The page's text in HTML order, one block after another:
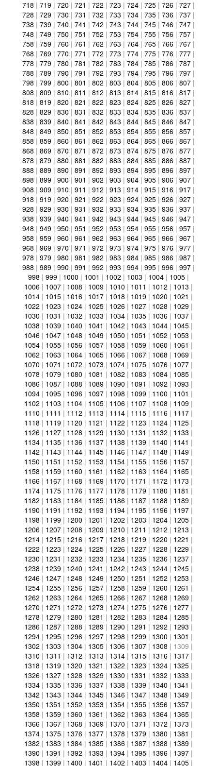
718 | 719 | 720 | 721 | 722 | 723 | 724 | 725 | 726 | 727 |
728 | 729 | 730 | 731 | 732 | 733 | 734 | 735 | 736 | 737 |
738 | 739 | 740 | 741 | 742 | 743 | 744 | 745 | 746 | 747 |
748 | 749 | 750 | 751 | 752 | 753 | 754 | 755 | 756 | 757 |
758 | 759 | 760 | 761 | 762 | 763 | 764 | 765 | 766 | 767 |
768 | 769 | 770 | 771 | 772 | 773 | 774 | 775 | 776 | 777 |
778 | 779 | 780 | 781 | 782 | 783 | 784 | 785 | 786 | 787 |
788 | 789 | 790 | 791 | 792 | 793 | 794 | 795 | 796 | 797 |
798 | 799 | 800 | 801 | 802 | 803 | 804 | 805 | 806 | 807 |
808 | 809 | 810 | 811 | 812 | 813 | 814 | 815 | 816 | 817 |
818 | 819 | 820 | 821 | 822 | 823 | 824 | 825 | 826 | 827 |
828 | 829 | 830 | 831 | 832 | 833 | 834 | 835 | 836 | 837 |
838 | 839 | 840 | 841 | 842 | 843 | 844 | 845 | 846 | 847 |
848 | 849 | 850 | 851 | 852 | 853 | 854 | 855 | 856 | 857 |
858 | 859 | 860 | 861 | 862 | 863 | 864 | 865 | 866 | 867 |
868 | 869 | 870 | 871 | 872 | 873 | 874 | 875 | 876 | 877 |
878 | 879 | 880 | 881 | 882 | 883 | 884 | 885 | 886 | 887 |
888 | 889 | 890 | 891 | 892 | 893 | 894 | 895 | 896 | 897 |
898 | 899 | 900 | 901 | 902 | 903 | 904 | 905 | 906 | 907 |
908 | 909 | 910 | 911 | 912 | 913 | 914 | 915 | 916 | 917 |
918 | 919 | 920 | 921 | 922 | 923 | 924 | 925 | 926 | 927 |
928 | 929 | 930 | 931 | 932 | 933 | 934 | 935 | 936 | 937 |
938 | 939 | 940 | 941 | 942 | 943 | 944 | 945 | 946 | 947 |
948 | 949 | 950 | 951 | 952 | 953 | 954 | 955 | 956 | 957 |
958 | 959 | 960 | 961 | 962 | 963 | 964 | 965 | 966 | 967 |
968 | 969 | 970 | 971 | 972 | 973 | 974 | 975 | 976 | 977 |
978 | 979 | 980 | 981 | 982 | 983 | 984 | 985 | 986 | 987 |
988 | 989 | 990 | 991 | 992 | 993 | 994 | 995 | 996 | 997 |
998 | 999 | 1000 | 1001 | 1002 | 1003 | 1004 | 1005 |
1006 | 1007 | 1008 | 1009 | 1010 | 1011 | 1012 | 1013 |
1014 | 1015 | 1016 | 1017 | 1018 | 1019 | 1020 | 1021 |
1022 | 1023 | 1024 | 1025 | 1026 | 1027 | 1028 | 1029 |
1030 | 1031 | 1032 | 1033 | 1034 | 1035 | 1036 | 1037 |
1038 | 1039 | 1040 | 1041 | 1042 | 1043 | 1044 | 1045 |
1046 | 1047 | 1048 | 1049 | 1050 | 1051 | 1052 | 1053 |
1054 | 1055 | 1056 | 1057 | 1058 | 1059 | 1060 | 1061 |
1062 | 1063 | 1064 | 1065 | 1066 | 1067 | 1068 | 1069 |
1070 | 1071 | 1072 | 1073 | 1074 | 1075 | 1076 | 1077 |
1078 | 1079 | 1080 | 1081 | 1082 | 1083 | 1084 | 1085 |
1086 | 1087 | 1088 | 1089 | 1090 | 1091 | 1092 | 1093 |
1094 | 1095 | 1096 | 1097 | 1098 | 1099 | 1100 | 1101 |
1102 | 1103 | 1104 | 1105 | 1106 | 1107 | 1108 | 1109 |
1110 | 1111 | 1112 | 1113 | 1114 | 1115 | 1116 | 1117 |
1118 | 1119 | 1120 | 1121 | 1122 | 1123 | 1124 | 1125 |
1126 | 1127 | 1128 | 1129 | 1130 | 1131 | 1132 | 1133 |
1134 | 1135 | 1136 | 1137 | 1138 | 1139 | 1140 | 1141 |
1142 | 1143 | 1144 | 1145 | 1146 | 1147 | 1148 | 1149 |
1150 | 1151 | 1152 | 1153 | 1154 | 1155 | 1156 | 1157 |
1158 | 1159 | 1160 | 1161 | 1162 | 1163 | 1164 | 1165 |
1166 | 1167 | 1168 | 1169 | 1170 | 1171 | 1172 | 1173 |
1174 | 1175 | 1176 | 1177 | 1178 | 1179 | 1180 | 1181 |
1182 | 1183 | 1184 | 1185 | 1186 | 1187 | 1188 | 1189 |
1190 | 1191 | 1192 | 1193 | 1194 | 1195 | 1196 | 1197 |
1198 | 1199 | 1200 | 1201 | 1202 | 1203 | 1204 | 1205 |
1206 | 1207 | 1208 | 1209 | 1210 | 1211 | 1212 | 1213 |
1214 | 1215 | 1216 | 1217 | 1218 | 1219 | 1220 | 1221 |
1222 | 1223 | 1224 | 1225 | 1226 | 1227 | 1228 | 1229 |
1230 | 1231 | 1232 | 1233 | 1234 | 1235 | 1236 | 1237 |
1238 | 1239 | 1240 | 1241 | 1242 | 1243 | 1244 | 1245 |
1246 | 1247 | 1248 | 1249 | 1250 | 1251 | 1252 | 1253 |
1254 | 1255 | 1256 | 1257 | 1258 | 1259 | 1260 | 1261 |
1262 | 1263 | 1264 | 1265 | 1266 | 1267 | 1268 | 1269 |
1270 | 1271 | 1272 | 1273 | 1274 | 1275 | 1276 | 1277 |
1278 | 1279 | 1280 | 1281 | 1282 | 1283 | 1284 | 1285 |
1286 | 1287 | 1288 | 1289 | 1290 | 1291 | 1292 | 1293 |
1294 | 1295 | 1296 | 1297 | 1298 | 1299 | 1300 | 1301 |
1302 | 1303 | 1304 | 1305 | 1306 | 1307 | 1308 | 1309 |
1310 | 1311 | 1312 | 1313 | 1314 | 1315 | 1316 | 1317 |
1318 | 1319 | 1320 | 1321 | 1322 | 1323 | 1324 | 1325 |
1326 | 1327 | 1328 | 1329 | 1330 | 1331 | 1332 | 1333 |
1334 | 1335 | 1336 | 1337 | 1338 | 1339 | 1340 | 1341 |
1342 | 1343 | 1344 | 1345 | 1346 | 1347 | 1348 | 1349 |
1350 | 1351 | 1352 | 1353 | 1354 | 1355 | 1356 | 1357 |
1358 | 1359 | 1360 | 1361 | 1362 | 1363 | 1364 | 1365 |
1366 | 1367 | 1368 | 1369 | 1370 | 1371 | 1372 | 1373 |
1374 | 1375 | 1376 | 1377 | 1378 | 1379 | 1380 | 1381 |
1382 | 1383 | 1384 | 1385 | 1386 | 1387 | 1388 | 1389 |
1390 | 1391 | 1392 | 1393 | 1394 | 1395 | 1396 | 1397 |
1398 | 1399 | 1400 | 1401 | 1402 | 1403 | 1404 | 1405 |